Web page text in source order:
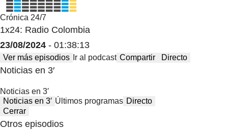
Crónica 24/7
1x24: Radio Colombia
23/08/2024 - 01:38:13
Ver más episodios Ir al podcast Compartir Directo
Noticias en 3′
Noticias en 3′
Noticias en 3′ Últimos programas Directo
Cerrar
Otros episodios